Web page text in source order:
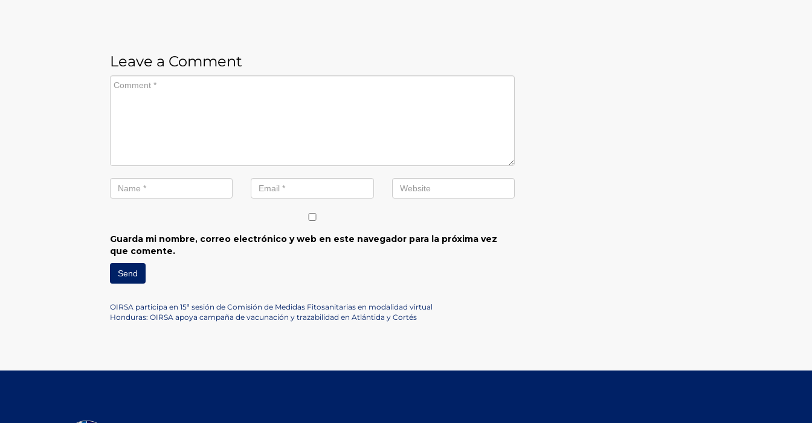
Leave a Comment
Guarda mi nombre, correo electrónico y web en este navegador para la próxima vez
que comente.
Navegación
Previous
Post
OIRSA participa en 15ª sesión de Comisión de Medidas Fitosanitarias en modalidad virtual
Next
Honduras: OIRSA apoya campaña de vacunación y trazabilidad en Atlántida y Cortés